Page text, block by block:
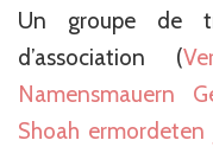
Un groupe de
d’association (
Namensmauern
Shoah